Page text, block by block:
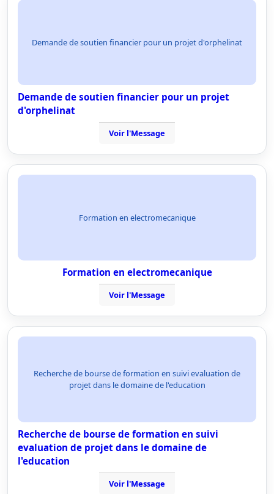
Demande de soutien financier pour un projet d'orphelinat
Demande de soutien financier pour un projet
d'orphelinat
Voir l'Message
Formation en electromecanique
Formation en electromecanique
Voir l'Message
Recherche de bourse de formation en suivi evaluation de
projet dans le domaine de l'education
Recherche de bourse de formation en suivi
evaluation de projet dans le domaine de
l'education
Voir l'Message